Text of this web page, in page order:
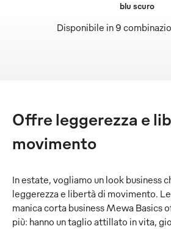
Disponibile in 9
blu scuro
Offre leggerezza e
movimento
In estate, vogliamo un look business
leggerezza e libertà di movimento.
manica corta business Mewa Basics
più: hanno un taglio attillato in vita,